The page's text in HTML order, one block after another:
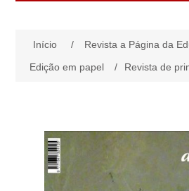
Revista a Página da Educação
Assinaturas da edição em papel
Edição em papel
Coleção aPágina
Coleção Andarilho
Edições SPN
Cartões Presente
Início / Revista a Página da
Edição em papel
/ Revista de